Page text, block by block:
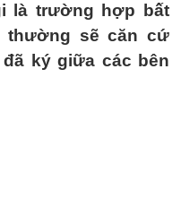
là trường hợp bất
thường sẽ căn cứ
ký giữa các bên